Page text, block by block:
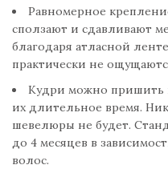
Равномерное
сползают и сдавливают
благодаря атласной
практически не
Кудри можно пришить
их длительное время.
шевелюры не будет.
до 4 месяцев в
волос.